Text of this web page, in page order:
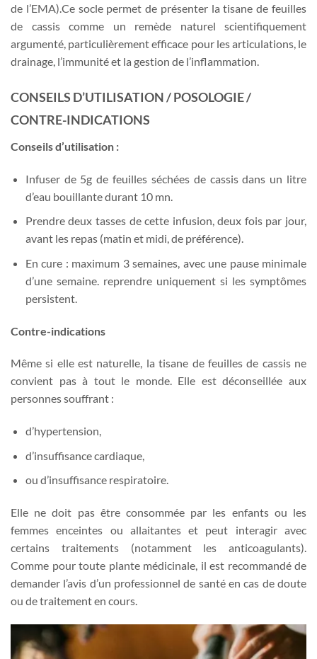
de l’EMA).Ce socle permet de présenter la tisane de feuilles
de cassis comme un remède naturel scientifiquement
argumenté, particulièrement efficace pour les articulations, le
drainage, l’immunité et la gestion de l’inflammation.
CONSEILS D’UTILISATION / POSOLOGIE /
CONTRE-INDICATIONS
Conseils d’utilisation :
Infuser de 5g de feuilles séchées de cassis dans un litre
d’eau bouillante durant 10 mn.
Prendre deux tasses de cette infusion, deux fois par jour,
avant les repas (matin et midi, de préférence).
En cure : maximum 3 semaines, avec une pause minimale
d’une semaine. reprendre uniquement si les symptômes
persistent.
Contre-indications
Même si elle est naturelle, la tisane de feuilles de cassis ne
convient pas à tout le monde. Elle est déconseillée aux
personnes souffrant :
d’hypertension,
d’insuffisance cardiaque,
ou d’insuffisance respiratoire.
Elle ne doit pas être consommée par les enfants ou les
femmes enceintes ou allaitantes et peut interagir avec
certains traitements (notamment les anticoagulants).
Comme pour toute plante médicinale, il est recommandé de
demander l’avis d’un professionnel de santé en cas de doute
ou de traitement en cours.